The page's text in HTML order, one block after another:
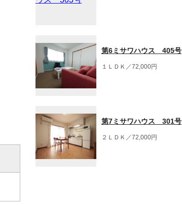
第6ミサワハウス 405号
１ＬＤＫ／72,000円
第7ミサワハウス 301号
２ＬＤＫ／72,000円